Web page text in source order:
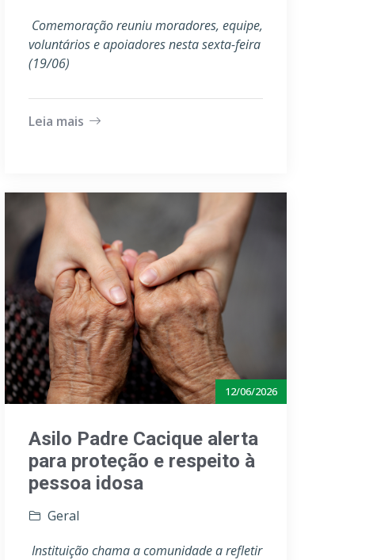
Comemoração reuniu moradores, equipe,
voluntários e apoiadores nesta sexta-feira
(19/06)
Leia mais
12/06/2026
Asilo Padre Cacique alerta
para proteção e respeito à
pessoa idosa
Geral
Instituição chama a comunidade a refletir